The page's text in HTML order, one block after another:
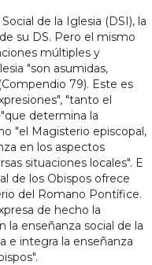
de la Iglesia (DSI), la
su DS. Pero el mismo
múltiples y
"son asumidas,
79). Este es
"tanto el
determina la
"el Magisterio episcopal,
en los aspectos
situaciones locales". E
de los Obispos ofrece
del Romano Pontífice.
de hecho la
la enseñanza social de la
e integra la enseñanza